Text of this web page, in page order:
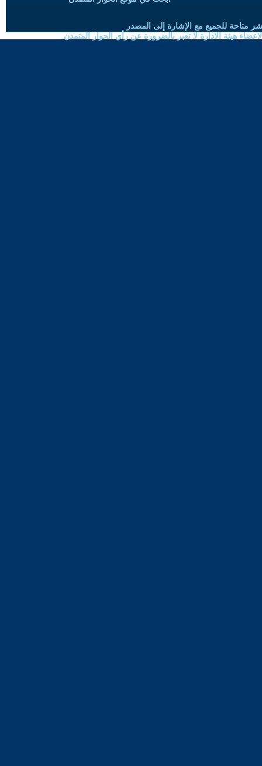
متاحة للجميع مع الإشارة إلى المصدر
هيئة الادارة لا تعبر بالضرورة عن رأي الحوار المتمدن